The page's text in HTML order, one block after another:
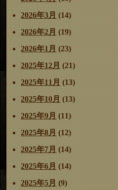
2026年3月 (14)
2026年2月 (19)
2026年1月 (23)
2025年12月 (21)
2025年11月 (13)
2025年10月 (13)
2025年9月 (11)
2025年8月 (12)
2025年7月 (14)
2025年6月 (14)
2025年5月 (9)